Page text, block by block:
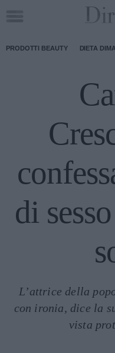
PRODOTTI BEAUTY DIETA
di
L’attrice della
con ironia, dice la
vista